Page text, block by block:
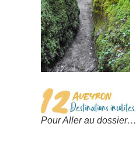
Pour Aller au dossier…